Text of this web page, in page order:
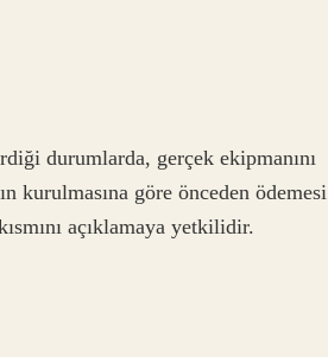
durumlarda, gerçek ekipmanını
kurulmasına göre önceden ödemesi
açıklamaya yetkilidir.